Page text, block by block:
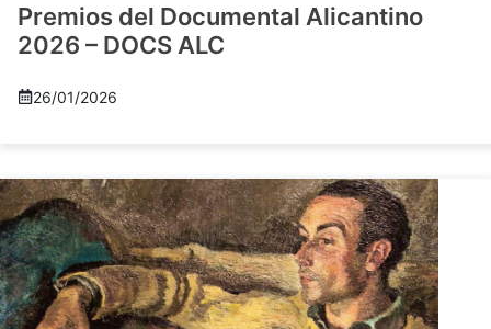
Premios del Documental Alicantino
2026 – DOCS ALC
26/01/2026